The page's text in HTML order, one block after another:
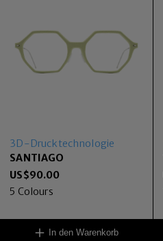
3D-Drucktechnologie
SANTIAGO
US$90.00
5 Colours
In den Warenkorb